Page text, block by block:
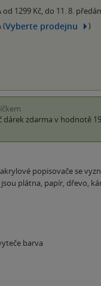
od 1299 Kč, do 11. 8.
(Vyberte prodejnu )
dárek zdarma v hodnotě
popisovače se
plátna, papír, dřevo,
barva